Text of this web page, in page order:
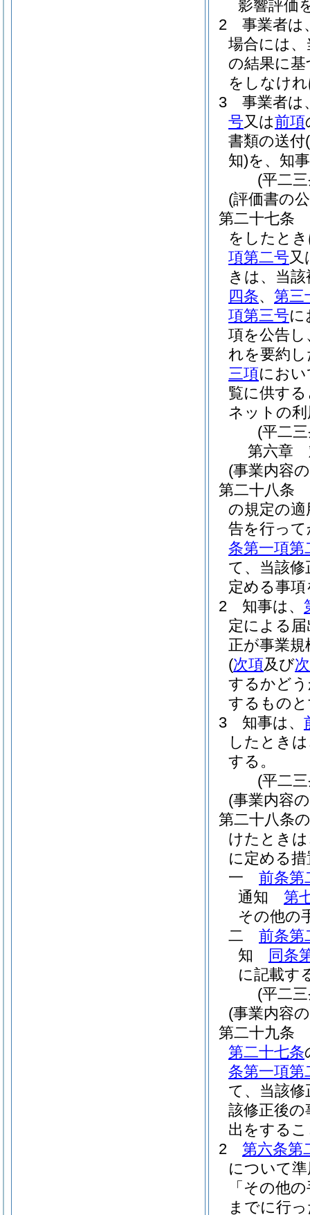
影響評価
2
事業者は
場合には、
の結果に
をしなけ
3
事業者は
号又は前項
書類の送付
知)を、知
(平二
(評価書の
第二十七条
をしたと
項第二号又
きは、当
四条、 第三
項第三号に
項を公告
れを要約
三項にお
覧に供す
ネットの
(平二
第六章
(事業内容
第二十八条
の規定の
告を行っ
条第一項第
て、当該
定める事
2
知事は、
定による
正が事業
(次項及び
するかど
するもの
3
知事は、
したとき
する。
(平二
(事業内容
第二十八条
けたとき
に定める
一
前条第
通知 第
その他の
二
前条第
知
同条
に記載す
(平二
(事業内容
第二十九条
第二十七条
条第一項第
て、当該
該修正後
出をする
2
第六条第
について
「その他
までに行